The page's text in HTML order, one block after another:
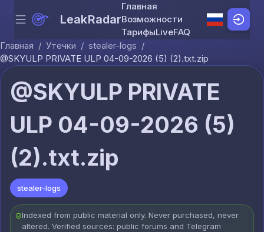
Skip to content
Menu LeakRadar
Главная
Возможности
ТарифыLiveFAQ
Главная / Утечки / stealer-logs /
@SKYULP PRIVATE ULP 04-09-2026 (5) (2).txt.zip
@SKYULP PRIVATE
ULP 04-09-2026 (5)
(2).txt.zip
stealer-logs
Indexed from public material only. Never purchased, never
altered. Verified sources: public forums and Telegram